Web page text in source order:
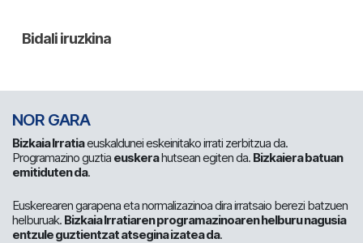
NOR GARA
Bizkaia Irratiaeuskaldunei eskeinitako irrati zerbitzua da.
Programazino guztia euskerahutsean egiten da. Bizkaiera batuan
emitiduten da.
Euskerearen garapena eta normalizazinoa dira irratsaio berezi batzuen
helburuak. Bizkaia Irratiaren programazinoaren helburu nagusia
entzule guztientzat atsegina izatea da.